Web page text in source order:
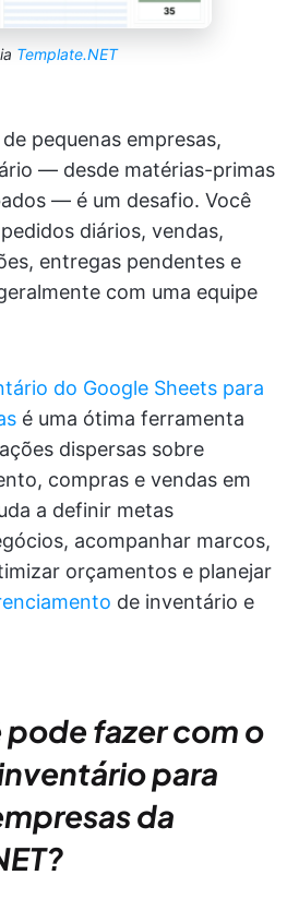
Template.NET
pequenas empresas,
— desde matérias-primas
— é um desafio. Você
diários, vendas,
entregas pendentes e
com uma equipe
do Google Sheets para
é uma ótima ferramenta
dispersas sobre
compras e vendas em
a definir metas
acompanhar marcos,
orçamentos e planejar
de inventário e
fazer com o
para
da